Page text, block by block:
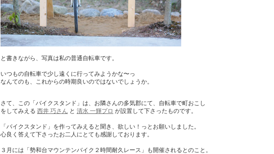
と書きながら、写真は私の普通自転車です。
いつもの自転車で少し遠くに行ってみようかな〜っ
なんてのも、これからの時期良いのではないでしょうか。
さて、この「バイクスタンド」は、お隣さんの多気郡にて、自転車で町おこし
をしてみえる 西井 巧さん と 清水 一輝プロ が設置して下さったものです。
「バイクスタンド」を作ってみえると聞き、欲しい！っとお願いしました。
心良く答えて下さったお二人にとても感謝しております。
３月には「勢和台マウンテンバイク２時間耐久レース」も開催されるとのこと。